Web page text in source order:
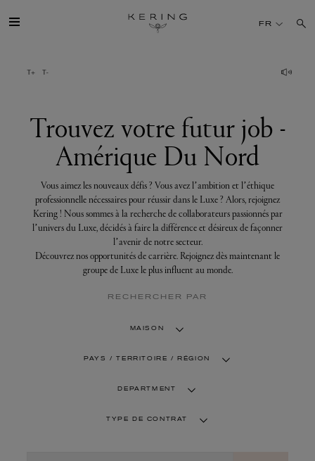
votre
futur
TALENT
DÉV. DURABLE
FINANCE
PRESSE
FR
Trouvez votre futur job -
Amérique Du Nord
Vous aimez les nouveaux défis ? Vous avez l’ambition et l’éthique
professionnelle nécessaires pour réussir dans le Luxe ? Alors, rejoignez
Kering ! Nous sommes à la recherche de collaborateurs passionnés par
l’univers du Luxe, décidés à faire la différence et désireux de façonner
l’avenir de notre secteur.
Découvrez nos opportunités de carrière. Rejoignez dès maintenant le
groupe de Luxe le plus influent au monde.
RECHERCHER PAR
MAISON
PAYS / TERRITOIRE / RÉGION
DEPARTMENT
TYPE DE CONTRAT